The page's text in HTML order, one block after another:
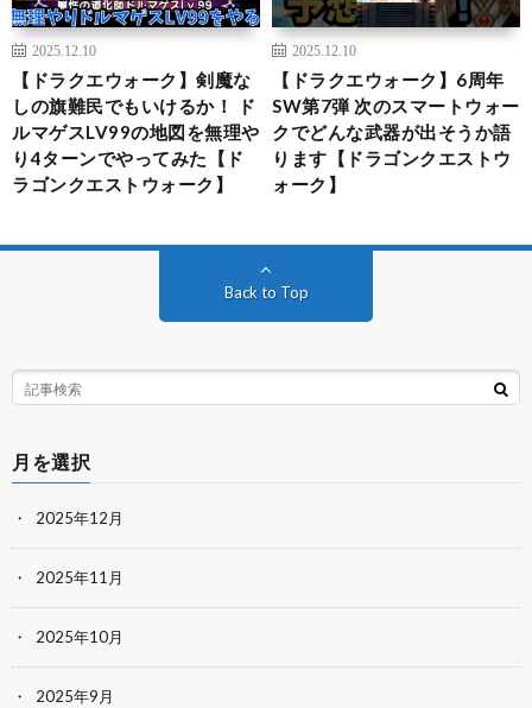
2025.12.10
【ドラクエウォーク】剣魔な
しの旗難民でもいけるか！ ド
ルマゲスLV99の地図を無理や
り4ターンでやってみた【ド
ラゴンクエストウォーク】
2025.12.10
【ドラクエウォーク】6周年
SW第7弾 次のスマートウォー
クでどんな武器が出そうか語
ります【ドラゴンクエストウ
ォーク】
Back to Top
月を選択
2025年12月
2025年11月
2025年10月
2025年9月